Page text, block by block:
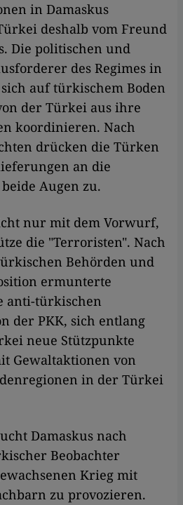
in Damaskus
deshalb vom Freund
Die politischen und
des Regimes in
auf türkischem Boden
der Türkei aus ihre
koordinieren. Nach
drücken die Türken
an die
Augen zu.
nur mit dem Vorwurf,
die "Terroristen". Nach
Behörden und
ermunterte
anti-türkischen
der PKK, sich entlang
neue Stützpunkte
Gewaltaktionen von
in der Türkei
Damaskus nach
Beobachter
Krieg mit
zu provozieren.